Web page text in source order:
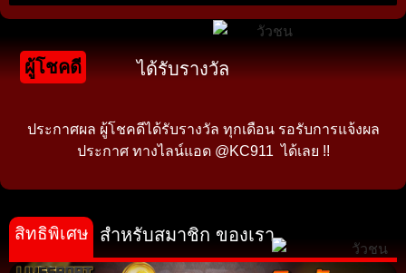
ผู้โชคดี ได้รับรางวัล
ประกาศผล ผู้โชคดีได้รับรางวัล ทุกเดือน รอรับการแจ้งผล
ประกาศ ทางไลน์แอด @KC911 ได้เลย !!
สำหรับสมาชิก ของเรา
สิทธิพิเศษ